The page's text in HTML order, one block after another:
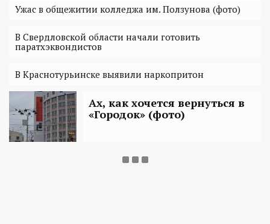
Ужас в общежитии колледжа им. Ползунова (фото)
В Свердловской области начали готовить
паратхэквондистов
В Краснотурьинске выявили наркопритон
Ах, как хочется вернуться в
«Городок» (фото)